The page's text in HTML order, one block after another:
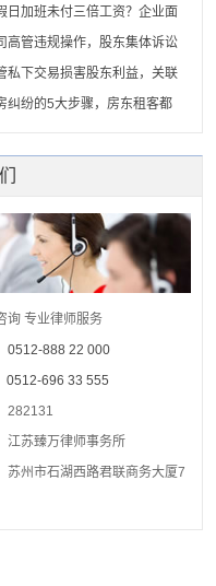
日加班未付三倍工资？企业面
高管违规操作，股东集体诉讼
私下交易损害股东利益，关联
纠纷的5大步骤，房东租客都
询 专业律师服务
0512-888 22 000
0512-696 33 555
282131
江苏臻万律师事务所
苏州市石湖西路君联商务大厦7